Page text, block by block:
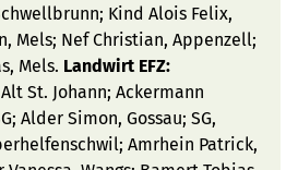
Kind Alois Felix,
Mels; Nef Christian, Appenzell;
Mels. Landwirt EFZ:
St. Johann; Ackermann
Alder Simon, Gossau; SG,
Amrhein Patrick,